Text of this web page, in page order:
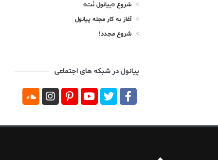
شروع «پیانول نُت»
آغاز به کار مجله پیانول
شروع مجدد!
پیانول در شبکه های اجتماعی